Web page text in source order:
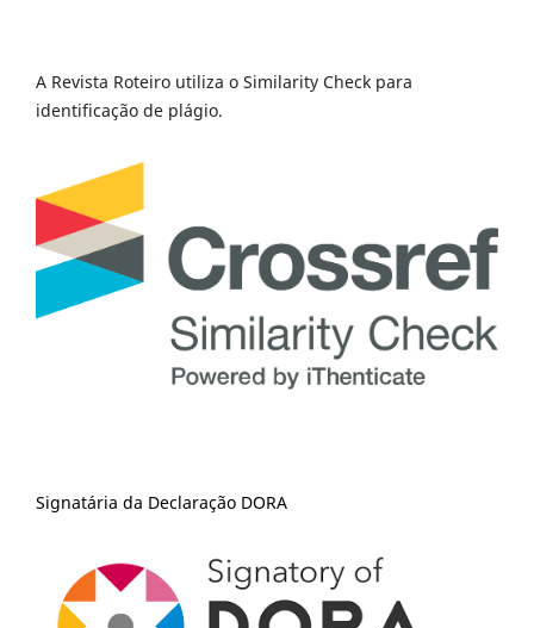
A Revista Roteiro utiliza o Similarity Check para
identificação de plágio.
Signatária da Declaração DORA